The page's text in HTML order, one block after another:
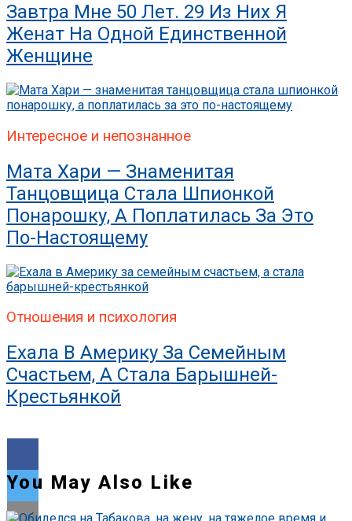
Завтра Мне 50 Лет. 29 Из Них Я
Женат На Одной Единственной
Женщине
Интересное и непознанное
Мата Хари — Знаменитая
Танцовщица Стала Шпионкой
Понарошку, А Поплатилась За Это
По-Настоящему
Отношения и психология
Ехала В Америку За Семейным
Счастьем, А Стала Барышней-
Крестьянкой
You May Also Like